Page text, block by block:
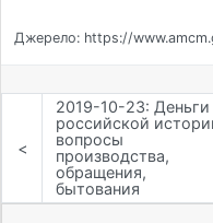
Джерело: https://
<
2019-10-23: Деньги
российской
вопросы
производства,
обращения,
бытования